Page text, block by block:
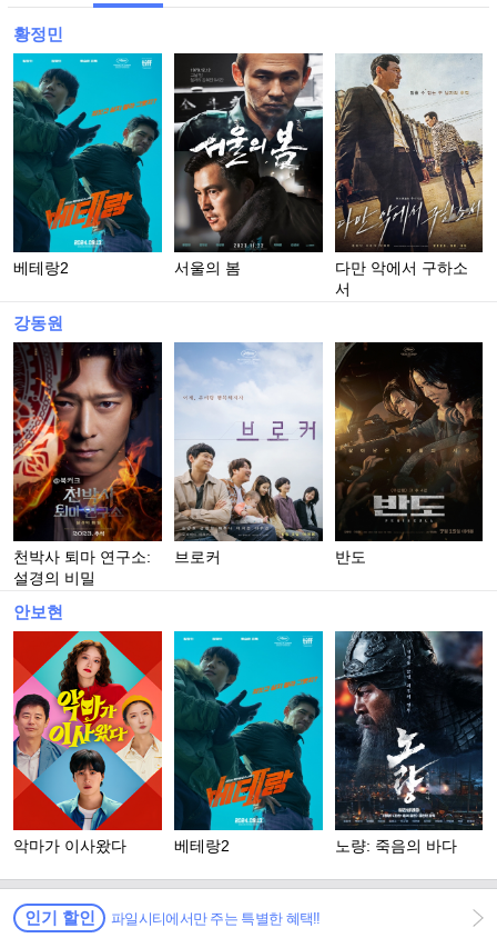
황정민
베테랑2 서울의 봄
다만 악에서 구하소
서
강동원
천박사 퇴마 연구소:
설경의 비밀
브로커 반도
안보현
악마가 이사왔다 베테랑2 노량: 죽음의 바다
인기 할인 파일시티에서만 주는 특별한 혜택!!